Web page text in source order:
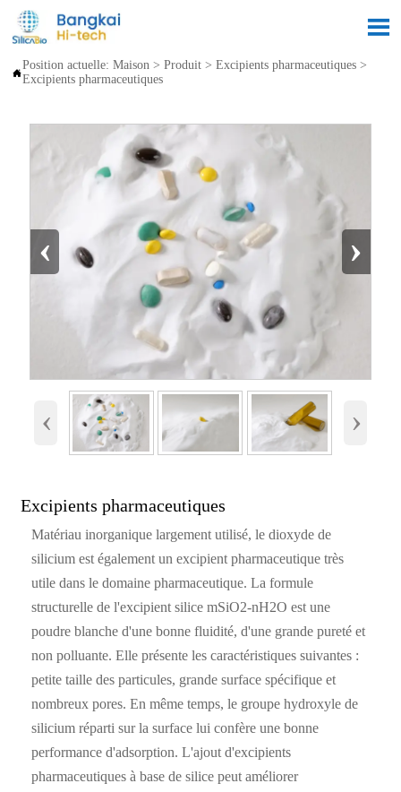


Position actuelle:Maison >Produit >Excipients pharmaceutiques >
Excipients pharmaceutiques
‹ ›
‹ ›
Excipients pharmaceutiques
Matériau inorganique largement utilisé, le dioxyde de
silicium est également un excipient pharmaceutique très
utile dans le domaine pharmaceutique. La formule
structurelle de l'excipient silice mSiO2-nH2O est une
poudre blanche d'une bonne fluidité, d'une grande pureté et
non polluante. Elle présente les caractéristiques suivantes :
petite taille des particules, grande surface spécifique et
nombreux pores. En même temps, le groupe hydroxyle de
silicium réparti sur la surface lui confère une bonne
performance d'adsorption. L'ajout d'excipients
pharmaceutiques à base de silice peut améliorer